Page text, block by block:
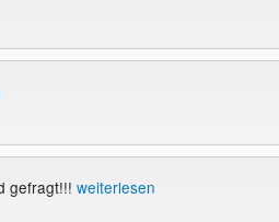
gefragt!!! weiterlesen